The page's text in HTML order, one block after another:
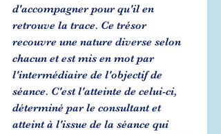
d'accompagner pour qu'il en
retrouve la trace. Ce trésor
recouvre une nature diverse selon
chacun et est mis en mot par
l'intermédiaire de l'objectif de
séance. C'est l'atteinte de celui-ci,
déterminé par le consultant et
atteint à l'issue de la séance qui